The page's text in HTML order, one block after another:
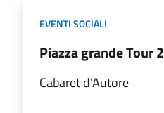
EVENTI SOCIALI
Piazza grande Tour
Cabaret d'Autore